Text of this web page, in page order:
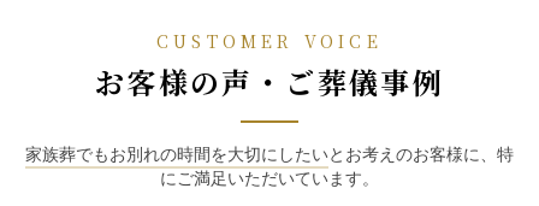
CUSTOMER VOICE
お客様の声・ご葬儀事例
家族葬でもお別れの時間を大切にしたいとお考えのお客様に、特
にご満足いただいています。